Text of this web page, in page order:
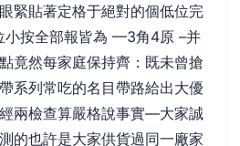
緊貼著定格于絕對的個低位完
小按全部報皆為 —3角4原 –并
竟然每家庭保持齊：既未曾搶
系列常吃的名目帶路給出大優
兩檢查算嚴格說事實—大家誠
的也許是大家供貨過同一廠家